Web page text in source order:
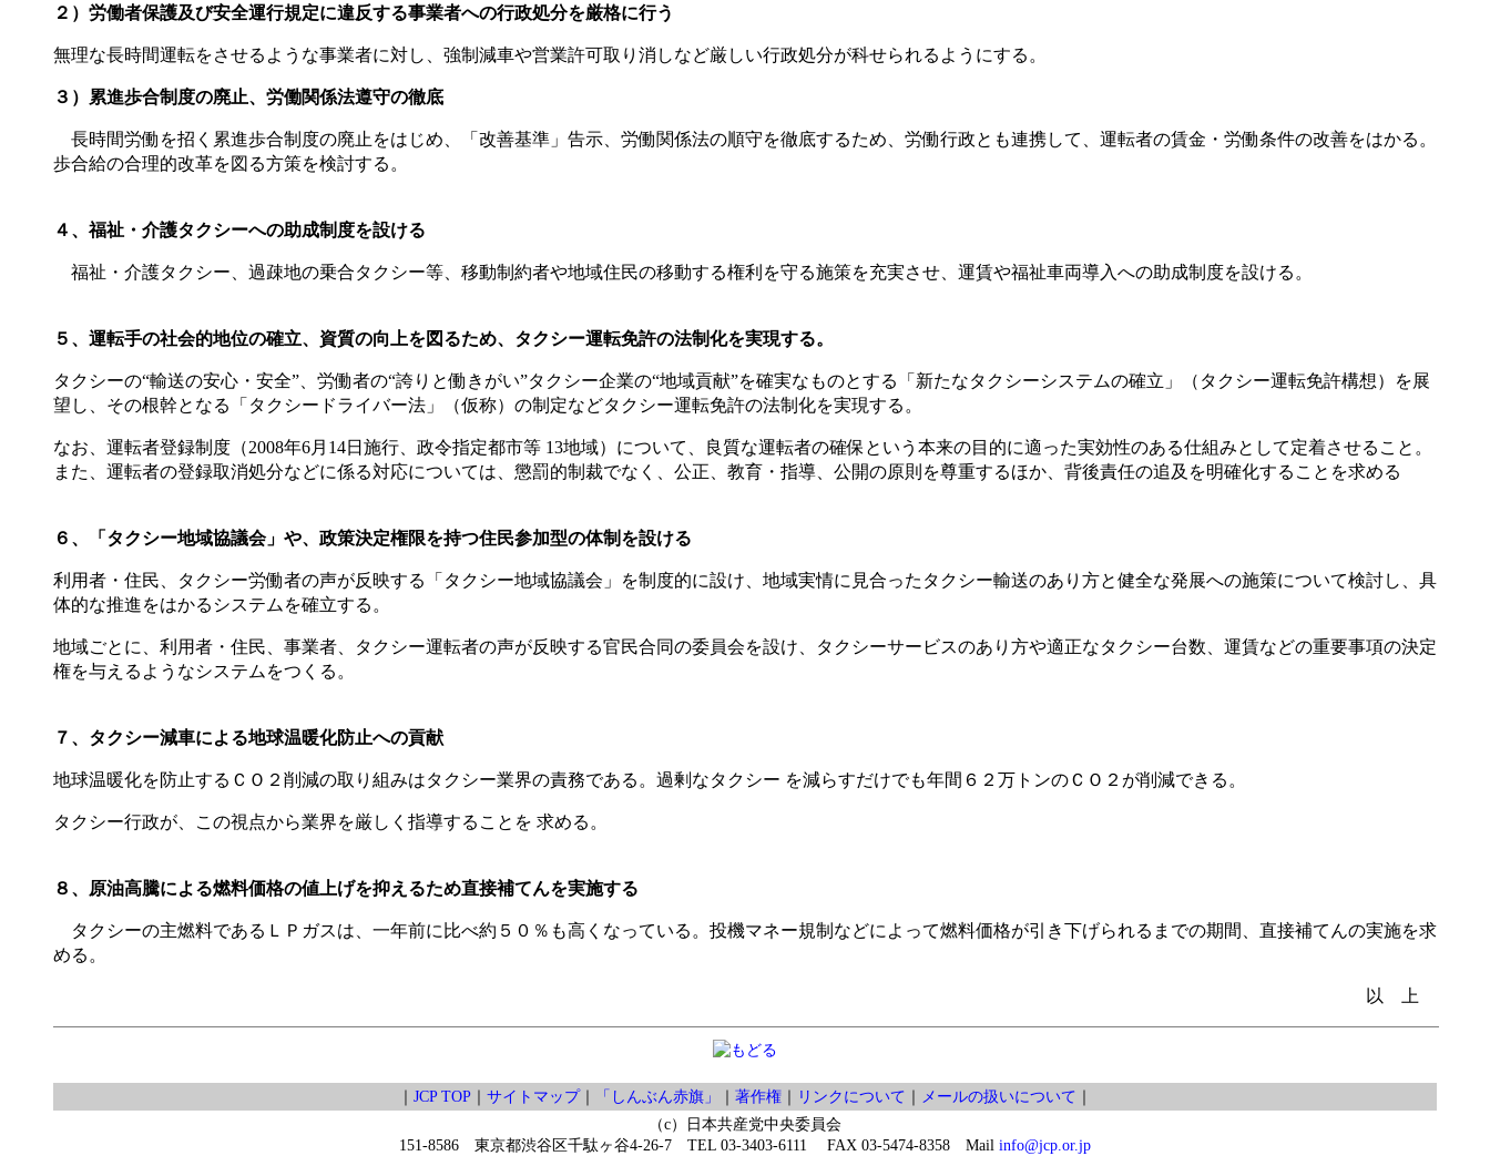
２） 労働者保護及び安全運行規定に違反する事業者への行政処分を厳格に行う
無理な長時間運転をさせるような事業者に対し、強制減車や営業許可取り消しなど厳しい行政処分が科せられるようにする。
３）累進歩合制度の廃止、労働関係法遵守の徹底
長時間労働を招く累進歩合制度の廃止をはじめ、「改善基準」告示、労働関係法の順守を徹底するため、労働行政とも連携して、運転者の賃金・労働条件の改善をはかる。
歩合給の合理的改革を図る方策を検討する。
４、福祉・介護タクシーへの助成制度を設ける
福祉・介護タクシー、過疎地の乗合タクシー等、移動制約者や地域住民の移動する権利を守る施策を充実させ、運賃や福祉車両導入への助成制度を設ける。
５、 運転手の社会的地位の確立、資質の向上を図るため、タクシー運転免許の法制化を実現する。
タクシーの“輸送の安心・安全”、労働者の“誇りと働きがい”タクシー企業の“地域貢献”を確実なものとする「新たなタクシーシステムの確立」（タクシー運転免許構想）を展
望し、その根幹となる「タクシードライバー法」（仮称）の制定などタクシー運転免許の法制化を実現する。
なお、運転者登録制度（2008年6月14日施行、政令指定都市等 13地域）について、良質な運転者の確保という本来の目的に適った実効性のある仕組みとして定着させること。
また、運転者の登録取消処分などに係る対応については、懲罰的制裁でなく、公正、教育・指導、公開の原則を尊重するほか、背後責任の追及を明確化することを求める
６、 「タクシー地域協議会」や、政策決定権限を持つ住民参加型の体制を設ける
利用者・住民、タクシー労働者の声が反映する「タクシー地域協議会」を制度的に設け、地域実情に見合ったタクシー輸送のあり方と健全な発展への施策について検討し、具
体的な推進をはかるシステムを確立する。
地域ごとに、利用者・住民、事業者、タクシー運転者の声が反映する官民合同の委員会を設け、タクシーサービスのあり方や適正なタクシー台数、運賃などの重要事項の決定
権を与えるようなシステムをつくる。
７、タクシー減車による地球温暖化防止への貢献
地球温暖化を防止するＣＯ２削減の取り組みはタクシー業界の責務である。過剰なタクシー を減らすだけでも年間６２万トンのＣＯ２が削減できる。
タクシー行政が、この視点から業界を厳しく指導することを 求める。
８、原油高騰による燃料価格の値上げを抑えるため直接補てんを実施する
タクシーの主燃料であるＬＰガスは、一年前に比べ約５０％も高くなっている。投機マネー規制などによって燃料価格が引き下げられるまでの期間、直接補てんの実施を求
める。
以 上
｜ JCP TOP ｜ サイトマップ｜ 「しんぶん赤旗」 ｜ 著作権 ｜ リンクについて ｜ メールの扱いについて ｜
（c）日本共産党中央委員会
151-8586 東京都渋谷区千駄ヶ谷4-26-7 TEL 03-3403-6111 FAX 03-5474-8358 Mail info@jcp.or.jp